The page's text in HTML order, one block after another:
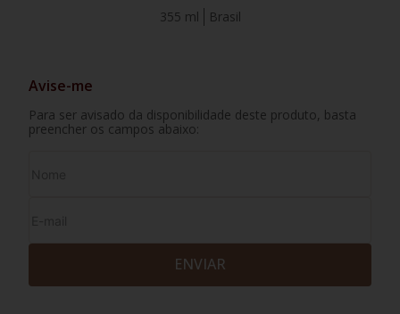
355 ml
Brasil
Avise-me
Para ser avisado da disponibilidade deste produto, basta
preencher os campos abaixo:
ENVIAR